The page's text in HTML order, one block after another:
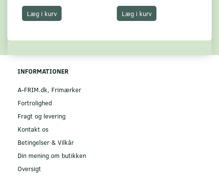
Læg i kurv Læg i kurv
INFORMATIONER
A-FRIM.dk, Frimærker
Fortrolighed
Fragt og levering
Kontakt os
Betingelser & Vilkår
Din mening om butikken
Oversigt